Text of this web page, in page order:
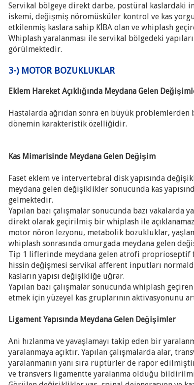
Servikal bölgeye direkt darbe, postüral kaslardaki
iskemi, değişmiş nöromüsküler kontrol ve kas
etkilenmiş kaslara sahip KİBA olan ve whiplash
Whiplash yaralanması ile servikal bölgedeki
görülmektedir.
3-) MOTOR BOZUKLUKLAR
Eklem Hareket Açıklığında Meydana Gelen
Hastalarda ağrıdan sonra en büyük problemlerden
dönemin karakteristik özelliğidir.
Kas Mimarisinde Meydana Gelen Değişim
Faset eklem ve intervertebral disk yapısında
meydana gelen değişiklikler sonucunda kas
gelmektedir.
Yapılan bazı çalışmalar sonucunda bazı
direkt olarak geçirilmiş bir whiplash ile
motor nöron lezyonu, metabolik bozukluklar,
whiplash sonrasında omurgada meydana gelen
Tip 1 liflerinde meydana gelen atrofi proprioseptif
hissin değişmesi servikal afferent inputları
kasların yapısı değişikliğe uğrar.
Yapılan bazı çalışmalar sonucunda whiplash
etmek için yüzeyel kas gruplarının aktivasyonunu
Ligament Yapısında Meydana Gelen Değişimler
Ani hızlanma ve yavaşlamayı takip eden bir
yaralanmaya açıktır. Yapılan çalışmalarda alar,
yaralanmanın yanı sıra rüptürler de rapor
ve transvers ligamentte yaralanma olduğu